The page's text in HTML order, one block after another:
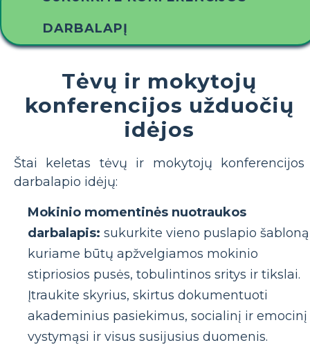
DARBALAPĮ
Tėvų ir mokytojų
konferencijos užduočių
idėjos
Štai keletas tėvų ir mokytojų konferencijos
darbalapio idėjų:
Mokinio momentinės nuotraukos
darbalapis: sukurkite vieno puslapio
kuriame būtų apžvelgiamos mokinio
stipriosios pusės, tobulintinos sritys ir tikslai.
Įtraukite skyrius, skirtus dokumentuoti
akademinius pasiekimus, socialinį ir emocinį
vystymąsi ir visus susijusius duomenis.